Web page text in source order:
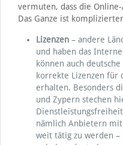
vermuten, dass die
Das Ganze ist
Lizenzen– andere
und haben das
können auch
korrekte Lizenzen
erhalten. Besonders
und Zypern stechen
nämlich Anbietern mit
weit tätig zu werden